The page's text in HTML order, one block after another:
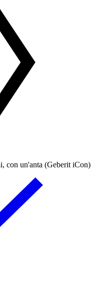
con un'anta (Geberit iCon)